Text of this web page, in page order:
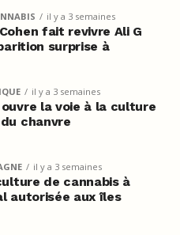
il y a 3 semaines
fait revivre Ali G
surprise à
il y a 3 semaines
la voie à la culture
chanvre
il y a 3 semaines
de cannabis à
autorisée aux îles